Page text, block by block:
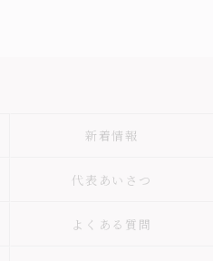
新着情報
代表あいさつ
よくある質問